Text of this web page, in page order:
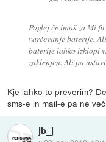
Poglej če imaš za Mi
varčevanje baterije.
baterije lahko izklopi
zaklenjen. Ali pa
Kje lahko to preverim?
sms-e in mail-e pa ne
jb_j